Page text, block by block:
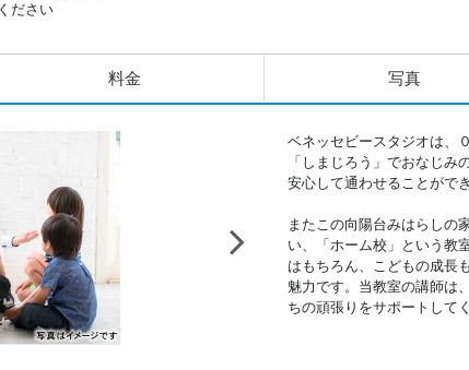
ださい
料金 写真
ベネッセビースタジオは、
「しまじろう」でおなじみ
安心して通わせることができ
またこの向陽台みはらしの
い、「ホーム校」という教
はもちろん、こどもの成長
魅力です。当教室の講師は
ちの頑張りをサポートして